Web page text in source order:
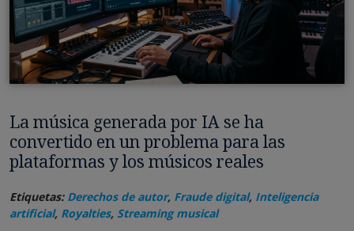
La música generada por IA se ha
convertido en un problema para las
plataformas y los músicos reales
Etiquetas: Derechos de autor, Fraude digital, Inteligencia
artificial, Royalties, Streaming musical